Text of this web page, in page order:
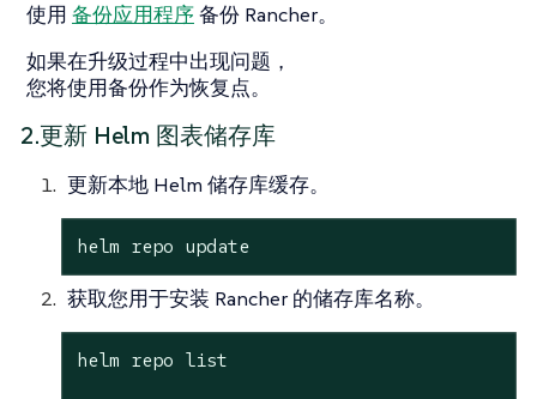
使用 备份应用程序备份 Rancher。
如果在升级过程中出现问题，
您将使用备份作为恢复点。
2.更新 Helm 图表储存库
更新本地 Helm 储存库缓存。
helm repo update
获取您用于安装 Rancher 的储存库名称。
helm repo list